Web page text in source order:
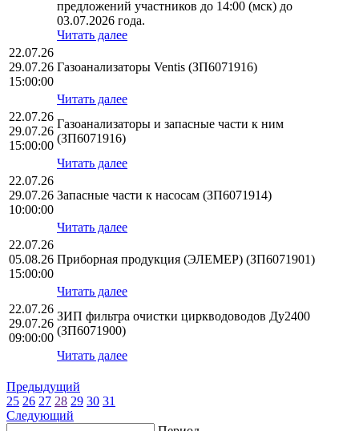
предложений участников до 14:00 (мск) до
03.07.2026 года.
Читать далее
22.07.26
29.07.26
15:00:00
Газоанализаторы Ventis (ЗП6071916)
Читать далее
22.07.26
29.07.26
15:00:00
Газоанализаторы и запасные части к ним
(ЗП6071916)
Читать далее
22.07.26
29.07.26
10:00:00
Запасные части к насосам (ЗП6071914)
Читать далее
22.07.26
05.08.26
15:00:00
Приборная продукция (ЭЛЕМЕР) (ЗП6071901)
Читать далее
22.07.26
29.07.26
09:00:00
ЗИП фильтра очистки циркводоводов Ду2400
(ЗП6071900)
Читать далее
Предыдущий
25 26 27 28 29 30 31
Следующий